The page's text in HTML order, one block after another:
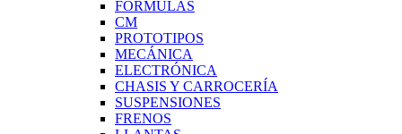
FÓRMULAS
CM
PROTOTIPOS
MECÁNICA
ELECTRÓNICA
CHASIS Y CARROCERÍA
SUSPENSIONES
FRENOS